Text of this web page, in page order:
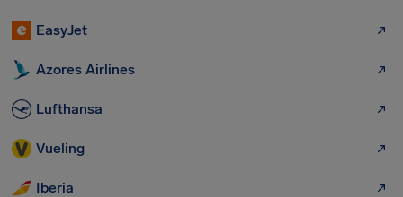
EasyJet
Azores Airlines
Lufthansa
Vueling
Iberia